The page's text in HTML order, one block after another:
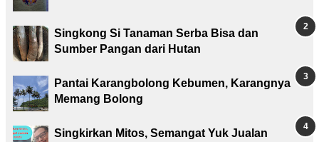
Singkong Si Tanaman Serba Bisa dan
Sumber Pangan dari Hutan
Pantai Karangbolong Kebumen, Karangnya
Memang Bolong
Singkirkan Mitos, Semangat Yuk Jualan